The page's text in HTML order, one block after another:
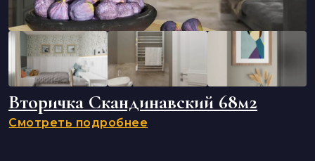
Вторичка Скандинавский 68м2
Смотреть подробнее